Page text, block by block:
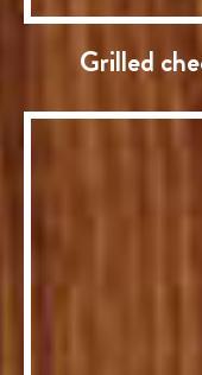
Grilled